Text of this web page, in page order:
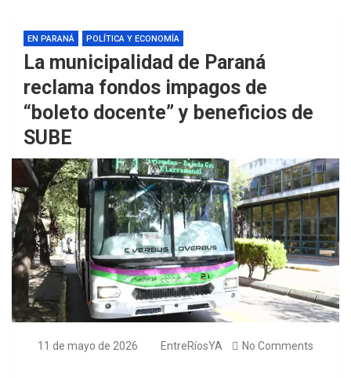
EN PARANÁ POLÍTICA Y ECONOMÍA
La municipalidad de Paraná
reclama fondos impagos de
“boleto docente” y beneficios de
SUBE
11 de mayo de 2026 EntreRíosYA No Comments